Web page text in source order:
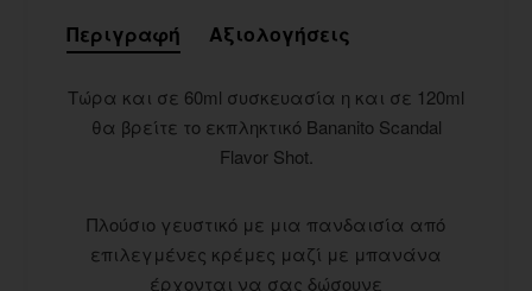
Περιγραφή Αξιολογήσεις
Τώρα και σε 60ml συσκευασία η και σε 120ml
θα βρείτε το εκπληκτικό Bananito Scandal
Flavor Shot.
Πλούσιο γευστικό με μια πανδαισία από
επιλεγμένες κρέμες μαζί με μπανάνα
έρχονται να σας δώσουνε